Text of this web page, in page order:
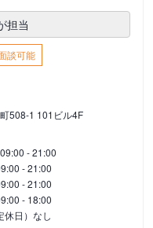
担当
談可能
508-1 101ビル4F
09:00 - 21:00
- 21:00
- 21:00
- 18:00
休日）なし